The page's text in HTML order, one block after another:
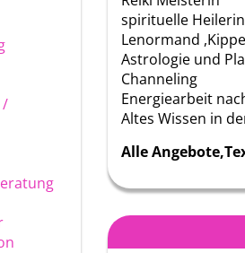
/
spirituelle
Lenormand
Astrologie und
Channeling
Energiearbeit
Altes Wissen in
Alle